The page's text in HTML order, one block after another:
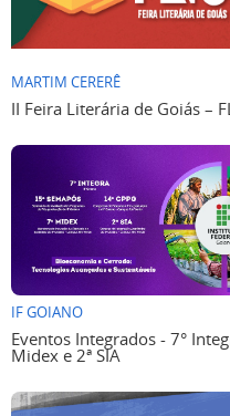
MARTIM CERERÊ
II Feira Literária de Goiás –
IF GOIANO
Eventos Integrados - 7°
Midex e 2ª SIA